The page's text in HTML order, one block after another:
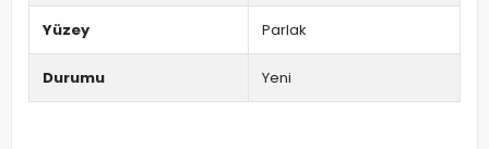
Yüzey Parlak
Durumu Yeni